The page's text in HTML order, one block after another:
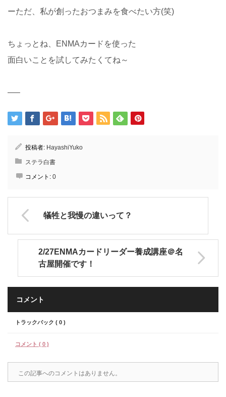
ーただ、私が創ったおつまみを食べたい方(笑)
ちょっとね、ENMAカードを使った
面白いことを試してみたくてね～
—–
投稿者: HayashiYuko
ステラ白書
コメント: 0
犠牲と我慢の違いって？
2/27ENMAカードリーダー養成講座＠名
古屋開催です！
コメント
トラックバック ( 0 )
コメント ( 0 )
この記事へのコメントはありません。